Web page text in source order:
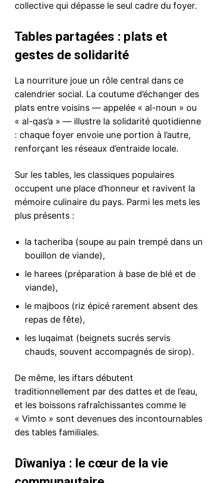
collective qui dépasse le seul cadre du foyer.
Tables partagées : plats et
gestes de solidarité
La nourriture joue un rôle central dans ce
calendrier social. La coutume d’échanger des
plats entre voisins — appelée « al-noun » ou
« al-qas’a » — illustre la solidarité quotidienne
: chaque foyer envoie une portion à l’autre,
renforçant les réseaux d’entraide locale.
Sur les tables, les classiques populaires
occupent une place d’honneur et ravivent la
mémoire culinaire du pays. Parmi les mets les
plus présents :
la tacheriba (soupe au pain trempé dans un
bouillon de viande),
le harees (préparation à base de blé et de
viande),
le majboos (riz épicé rarement absent des
repas de fête),
les luqaimat (beignets sucrés servis
chauds, souvent accompagnés de sirop).
De même, les iftars débutent
traditionnellement par des dattes et de l’eau,
et les boissons rafraîchissantes comme le
« Vimto » sont devenues des incontournables
des tables familiales.
Dîwaniya : le cœur de la vie